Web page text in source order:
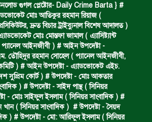
পানির পাম্প পেল শতাধিক পরিবার।
দুর্ঘটনায় বাসচাপায় মৃত্যুর ঘটনা।
অভিযানে ইয়াবা জব্দ।
গুগল প্লেষ্টোর- Daily Crime Barta } #
মোঃ আতিকুর রহমান রিয়াজ (
প্রসিকিউটর, দ্রুত বিচার ট্রাইব্যুনাল বিশেষ আদালত )
মোঃ মোস্তফা জামাল ( এ‍্যাসিষ্ট‍্যান্ট
প‍্যানেল আইনজীবী ) # আইন উপদেষ্টা -
তৌহিদুর রহমান সোহেল ( প‍্যানেল আইনজীবী,
) # আইন উপদেষ্টা - এ্যাডভোকেট এইচ.
সুপ্রিম কোর্ট ) # উপদেষ্টা - মোঃ আকতার
) # উপদেষ্টা - সাইদ পান্থ ( সিনিয়র
- মোঃ সাইফুল ইসলাম ( সিনিয়র সাংবাদিক ) #
( সিনিয়র সাংবাদিক ) # উপদেষ্টা - সৈয়দ
) # উপদেষ্টা - মো: আরিফুল ইসলাম ( সিনিয়র